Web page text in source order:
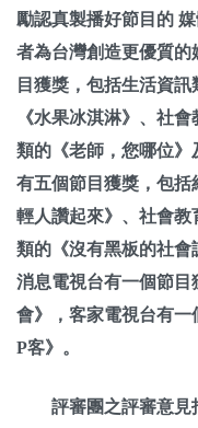
勵認真製播好節目的
者為台灣創造更優質
目獲獎，包括生活資
《水果冰淇淋》、社
類的《老師，您哪位
有五個節目獲獎，包
輕人讚起來》、社會
類的《沒有黑板的社
消息電視台有一個節
會》，客家電視台有
P客》。
評審團之評審意見